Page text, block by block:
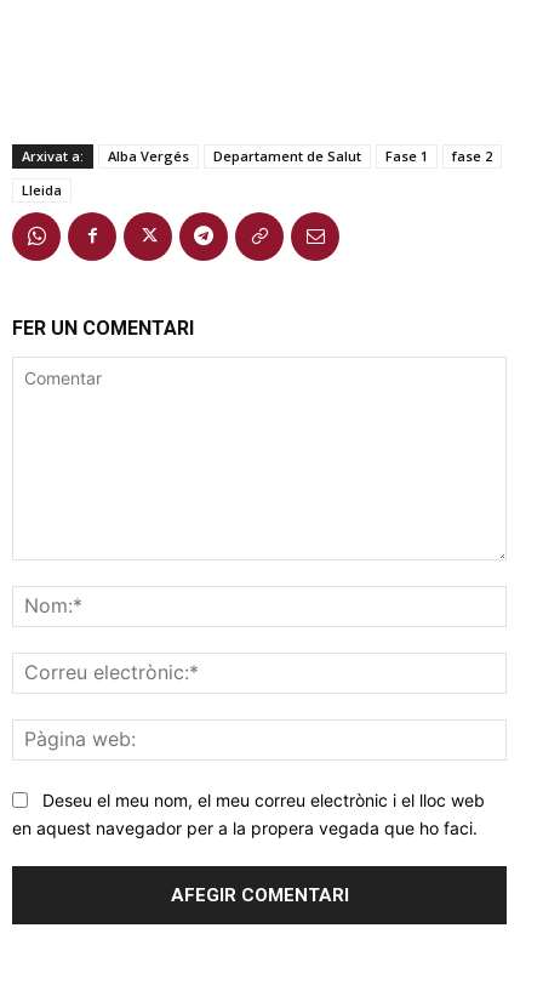
Arxivat a: Alba Vergés Departament de Salut Fase 1
fase 2
Lleida
FER UN COMENTARI
web:
Deseu el meu nom, el meu correu electrònic i el lloc web
en aquest navegador per a la propera vegada que ho faci.